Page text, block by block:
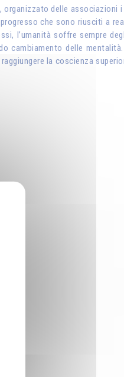
delle
che sono riusciti a
l’umanità soffre sempre
cambiamento delle mentalità.
la coscienza